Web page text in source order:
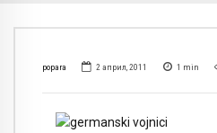
popara 2 април, 2011 1 min